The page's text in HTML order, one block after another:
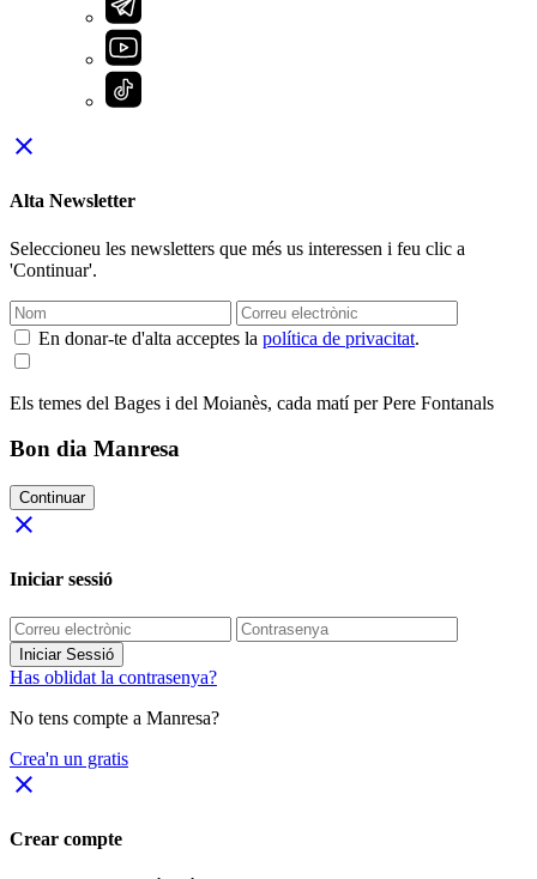
close
Alta Newsletter
Seleccioneu les newsletters que més us interessen i feu clic a
'Continuar'.
En donar-te d'alta acceptes la política de privacitat.
Els temes del Bages i del Moianès, cada matí per Pere Fontanals
Bon dia Manresa
Continuar
close
Iniciar sessió
Iniciar Sessió
Has oblidat la contrasenya?
No tens compte a Manresa?
Crea'n un gratis
close
Crear compte